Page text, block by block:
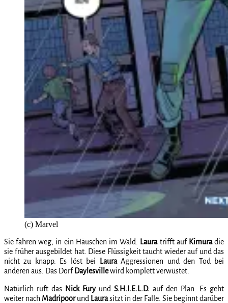
(c) Marvel
Sie fahren weg, in ein Häuschen im Wald. Lauratrifft auf Kimuradie
sie früher ausgebildet hat. Diese Flüssigkeit taucht wieder auf und das
nicht zu knapp. Es löst bei
LauraAggressionen und den Tod bei
anderen aus. Das Dorf Daylesvillewird komplett verwüstet.
Natürlich ruft das Nick Furyund S.H.I.E.L.D. auf den Plan. Es geht
weiter nach Madripoorund Laurasitzt in der Falle. Sie beginnt darüber